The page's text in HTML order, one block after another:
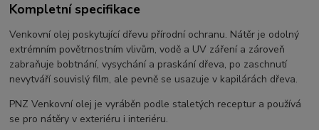
Kompletní specifikace
Venkovní olej poskytující dřevu přírodní ochranu. Nátěr je odolný
extrémním povětrnostním vlivům, vodě a UV záření a zároveň
zabraňuje bobtnání, vysychání a praskání dřeva, po zaschnutí
nevytváří souvislý film, ale pevně se usazuje v kapilárách dřeva.
PNZ Venkovní olej je vyráběn podle staletých receptur a používá
se pro nátěry v exteriéru i interiéru.